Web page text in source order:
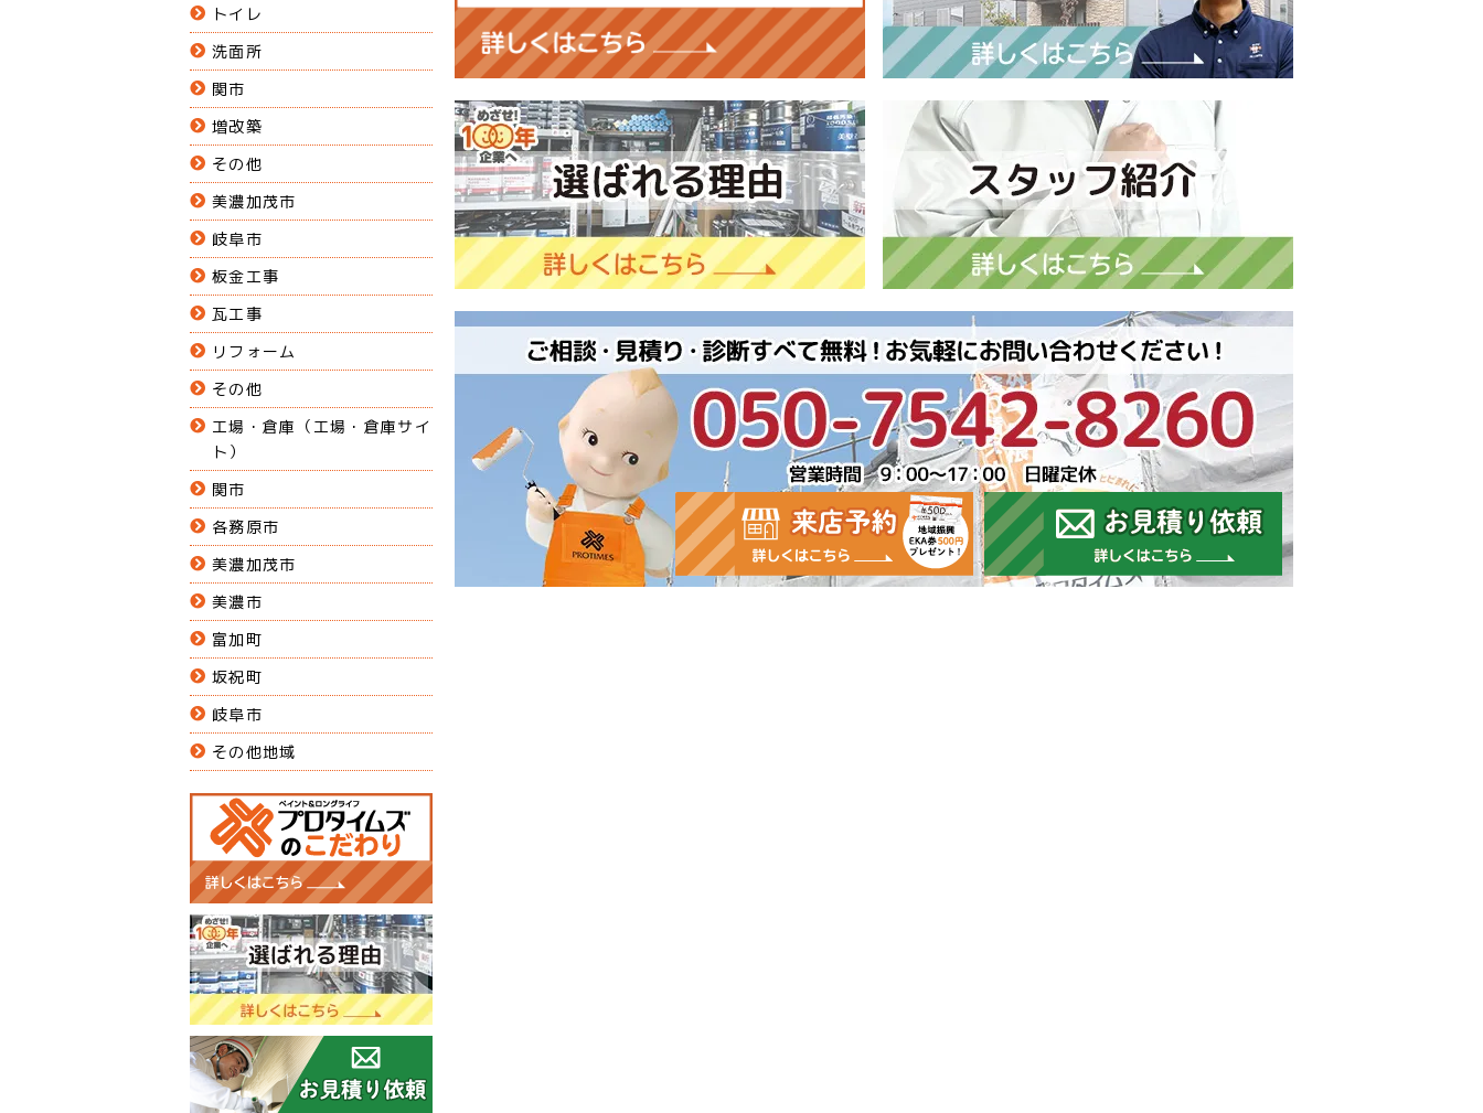
トイレ
洗面所
関市
増改築
その他
美濃加茂市
岐阜市
板金工事
瓦工事
リフォーム
その他
工場・倉庫（工場・倉庫サイ
ト）
関市
各務原市
美濃加茂市
美濃市
富加町
坂祝町
岐阜市
その他地域